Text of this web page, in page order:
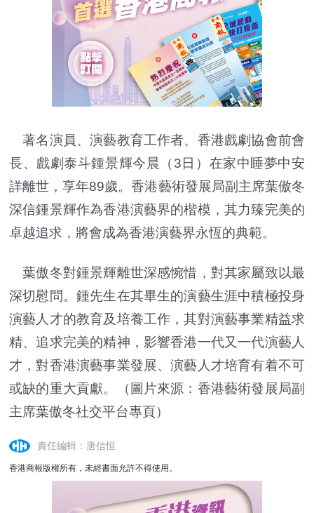
著名演員、演藝教育工作者、香港戲劇協會前會
長、戲劇泰斗鍾景輝今晨（3日）在家中睡夢中安
詳離世，享年89歲。香港藝術發展局副主席葉傲冬
深信鍾景輝作為香港演藝界的楷模，其力臻完美的
卓越追求，將會成為香港演藝界永恆的典範。
葉傲冬對鍾景輝離世深感惋惜，對其家屬致以最
深切慰問。鍾先生在其畢生的演藝生涯中積極投身
演藝人才的教育及培養工作，其對演藝事業精益求
精、追求完美的精神，影響香港一代又一代演藝人
才，對香港演藝事業發展、演藝人才培育有着不可
或缺的重大貢獻。（圖片來源：香港藝術發展局副
主席葉傲冬社交平台專頁）
責任編輯：唐信恒
香港商報版權所有，未經書面允許不得使用。